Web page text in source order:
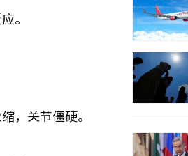
。
，关节僵硬。